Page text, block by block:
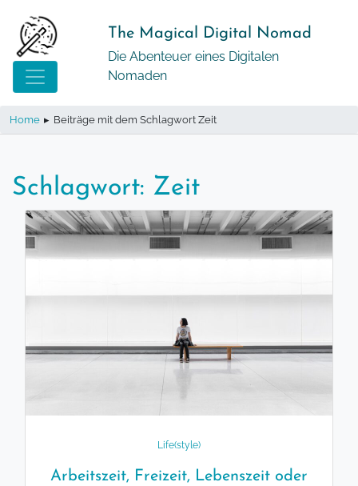
zum
Inhalt
The Magical Digital Nomad
Die Abenteuer eines Digitalen
Nomaden
Home ▸ Beiträge mit dem Schlagwort Zeit
Schlagwort: Zeit
Life(style)
Arbeitszeit, Freizeit, Lebenszeit oder